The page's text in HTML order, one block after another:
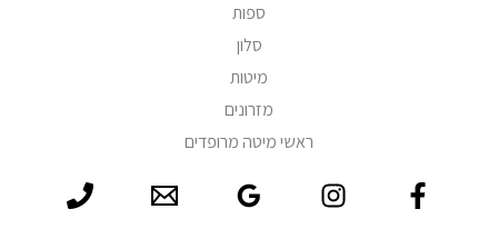
ספות
סלון
מיטות
מזרונים
ראשי מיטה מרופדים